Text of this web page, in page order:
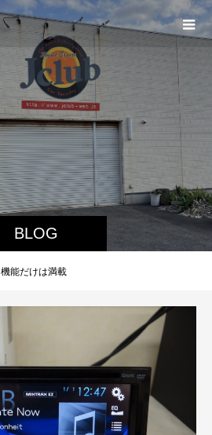
BLOG
機能だけは満載